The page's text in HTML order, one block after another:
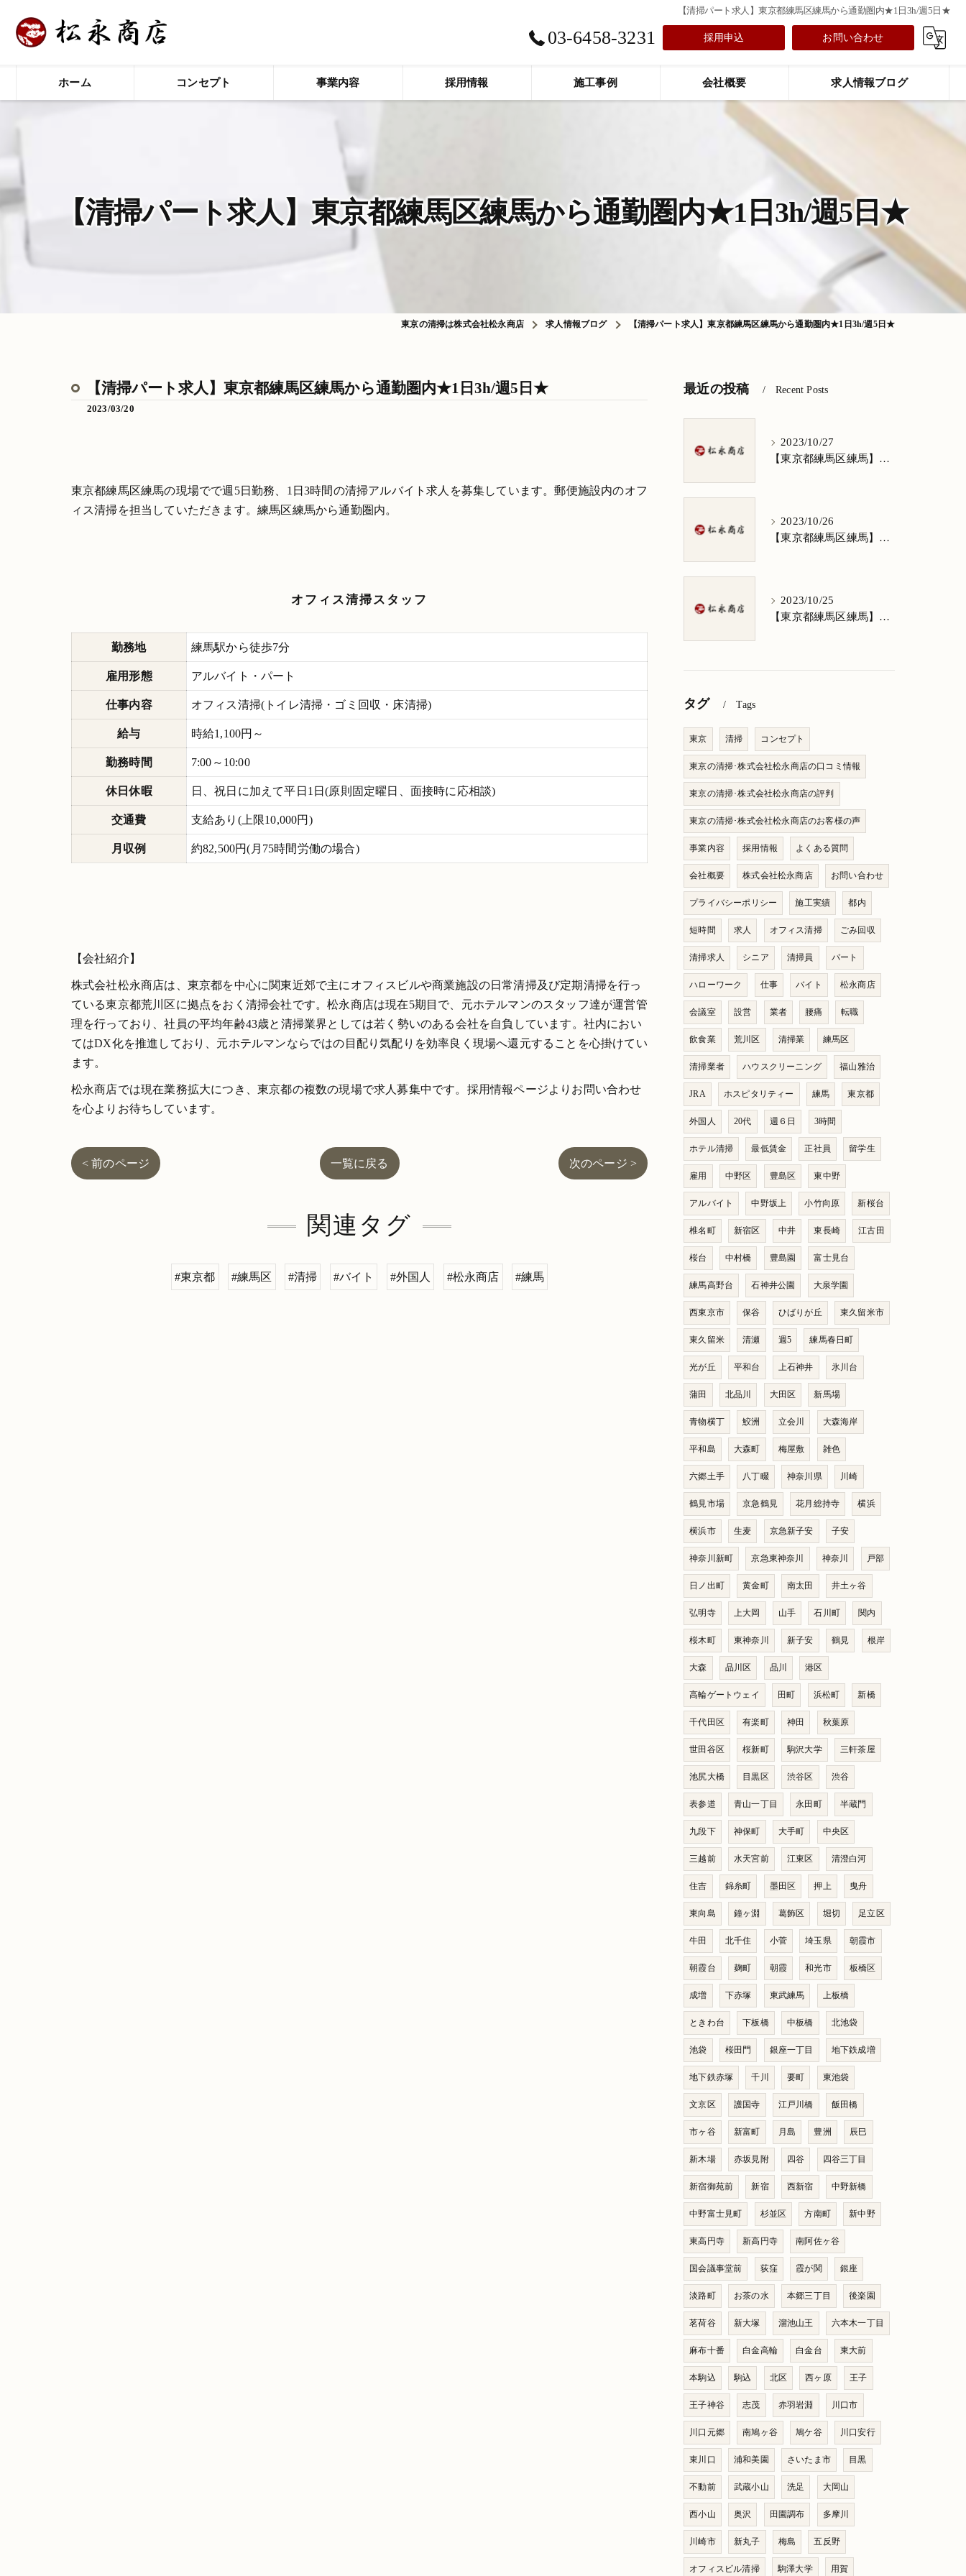
【清掃パート求人】東京都練馬区練馬から通勤圏内★1日3h/週5日★
03-6458-3231 採用申込 お問い合わせ
ホーム コンセプト 事業内容 採用情報 施工事例 会社概要 求人情報ブログ
【清掃パート求人】東京都練馬区練馬から通勤圏内★1日3h/週5日★
東京の清掃は株式会社松永商店 求人情報ブログ 【清掃パート求人】東京都練馬区練馬から通勤圏内★1日3h/週5日★
【清掃パート求人】東京都練馬区練馬から通勤圏内★1日3h/週5日★
2023/03/20
東京都練馬区練馬の現場でで週5日勤務、1日3時間の清掃アルバイト求人を募集しています。郵便施設内のオフ
ィス清掃を担当していただきます。練馬区練馬から通勤圏内。
オフィス清掃スタッフ
勤務地 練馬駅から徒歩7分
雇用形態 アルバイト・パート
仕事内容 オフィス清掃(トイレ清掃・ゴミ回収・床清掃)
給与 時給1,100円～
勤務時間 7:00～10:00
休日休暇 日、祝日に加えて平日1日(原則固定曜日、面接時に応相談)
交通費 支給あり(上限10,000円)
月収例 約82,500円(月75時間労働の場合)
【会社紹介】
株式会社松永商店は、東京都を中心に関東近郊で主にオフィスビルや商業施設の日常清掃及び定期清掃を行っ
ている東京都荒川区に拠点をおく清掃会社です。松永商店は現在5期目で、元ホテルマンのスタッフ達が運営管
理を行っており、社員の平均年齢43歳と清掃業界としては若く勢いのある会社を自負しています。社内におい
てはDX化を推進しており、元ホテルマンならではの目配り気配りを効率良く現場へ還元することを心掛けてい
ます。
松永商店では現在業務拡大につき、東京都の複数の現場で求人募集中です。採用情報ページよりお問い合わせ
を心よりお待ちしています。
< 前のページ 一覧に戻る 次のページ >
関連タグ
#東京都 #練馬区 #清掃 #バイト #外国人 #松永商店 #練馬
最近の投稿 Recent Posts
2023/10/27
【東京都練馬区練馬】清掃求人★1日3h/週5日/祝日お休み★谷原在住の方歓迎
2023/10/26
【東京都練馬区練馬】清掃求人★1日3h/週5日/祝日お休み★南田中在住の方歓迎
2023/10/25
【東京都練馬区練馬】清掃求人★1日3h/週5日/祝日お休み★南大泉在住の方歓迎
タグ Tags
東京 清掃 コンセプト
東京の清掃･株式会社松永商店の口コミ情報
東京の清掃･株式会社松永商店の評判
東京の清掃･株式会社松永商店のお客様の声
事業内容 採用情報 よくある質問
会社概要 株式会社松永商店 お問い合わせ
プライバシーポリシー 施工実績 都内
短時間 求人 オフィス清掃 ごみ回収
清掃求人 シニア 清掃員 パート
ハローワーク 仕事 バイト 松永商店
会議室 設営 業者 腰痛 転職
飲食業 荒川区 清掃業 練馬区
清掃業者 ハウスクリーニング 福山雅治
JRA ホスピタリティー 練馬 東京都
外国人 20代 週６日 3時間
ホテル清掃 最低賃金 正社員 留学生
雇用 中野区 豊島区 東中野
アルバイト 中野坂上 小竹向原 新桜台
椎名町 新宿区 中井 東長崎 江古田
桜台 中村橋 豊島園 富士見台
練馬高野台 石神井公園 大泉学園
西東京市 保谷 ひばりが丘 東久留米市
東久留米 清瀬 週5 練馬春日町
光が丘 平和台 上石神井 氷川台
蒲田 北品川 大田区 新馬場
青物横丁 鮫洲 立会川 大森海岸
平和島 大森町 梅屋敷 雑色
六郷土手 八丁畷 神奈川県 川崎
鶴見市場 京急鶴見 花月総持寺 横浜
横浜市 生麦 京急新子安 子安
神奈川新町 京急東神奈川 神奈川 戸部
日ノ出町 黄金町 南太田 井土ヶ谷
弘明寺 上大岡 山手 石川町 関内
桜木町 東神奈川 新子安 鶴見 根岸
大森 品川区 品川 港区
高輪ゲートウェイ 田町 浜松町 新橋
千代田区 有楽町 神田 秋葉原
世田谷区 桜新町 駒沢大学 三軒茶屋
池尻大橋 目黒区 渋谷区 渋谷
表参道 青山一丁目 永田町 半蔵門
九段下 神保町 大手町 中央区
三越前 水天宮前 江東区 清澄白河
住吉 錦糸町 墨田区 押上 曳舟
東向島 鐘ヶ淵 葛飾区 堀切 足立区
牛田 北千住 小菅 埼玉県 朝霞市
朝霞台 麹町 朝霞 和光市 板橋区
成増 下赤塚 東武練馬 上板橋
ときわ台 下板橋 中板橋 北池袋
池袋 桜田門 銀座一丁目 地下鉄成増
地下鉄赤塚 千川 要町 東池袋
文京区 護国寺 江戸川橋 飯田橋
市ヶ谷 新富町 月島 豊洲 辰巳
新木場 赤坂見附 四谷 四谷三丁目
新宿御苑前 新宿 西新宿 中野新橋
中野富士見町 杉並区 方南町 新中野
東高円寺 新高円寺 南阿佐ヶ谷
国会議事堂前 荻窪 霞が関 銀座
淡路町 お茶の水 本郷三丁目 後楽園
茗荷谷 新大塚 溜池山王 六本木一丁目
麻布十番 白金高輪 白金台 東大前
本駒込 駒込 北区 西ヶ原 王子
王子神谷 志茂 赤羽岩淵 川口市
川口元郷 南鳩ヶ谷 鳩ケ谷 川口安行
東川口 浦和美園 さいたま市 目黒
不動前 武蔵小山 洗足 大岡山
西小山 奥沢 田園調布 多摩川
川崎市 新丸子 梅島 五反野
オフィスビル清掃 駒澤大学 用賀